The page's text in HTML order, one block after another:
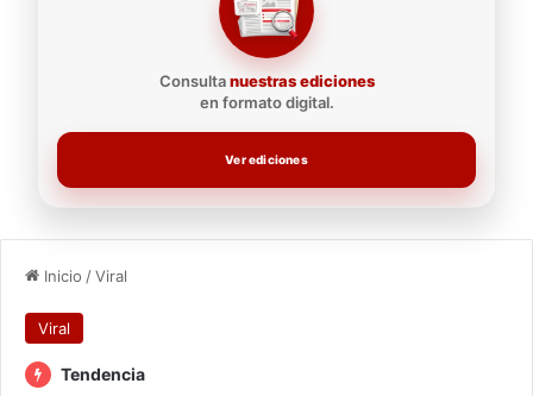
Consultanuestras ediciones
en formato digital.
Ver ediciones
Inicio /Viral
Viral
Tendencia